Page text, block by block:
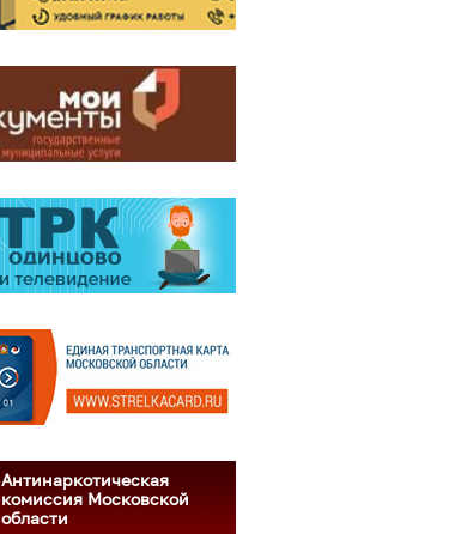
Антинаркотическая
комиссия Московской
области